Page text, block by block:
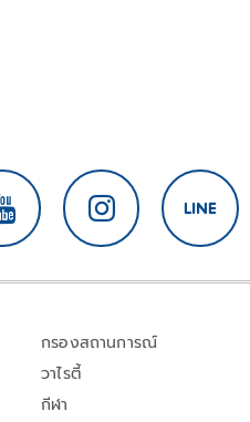
กรองสถานการณ์
วาไรตี้
กีฬา